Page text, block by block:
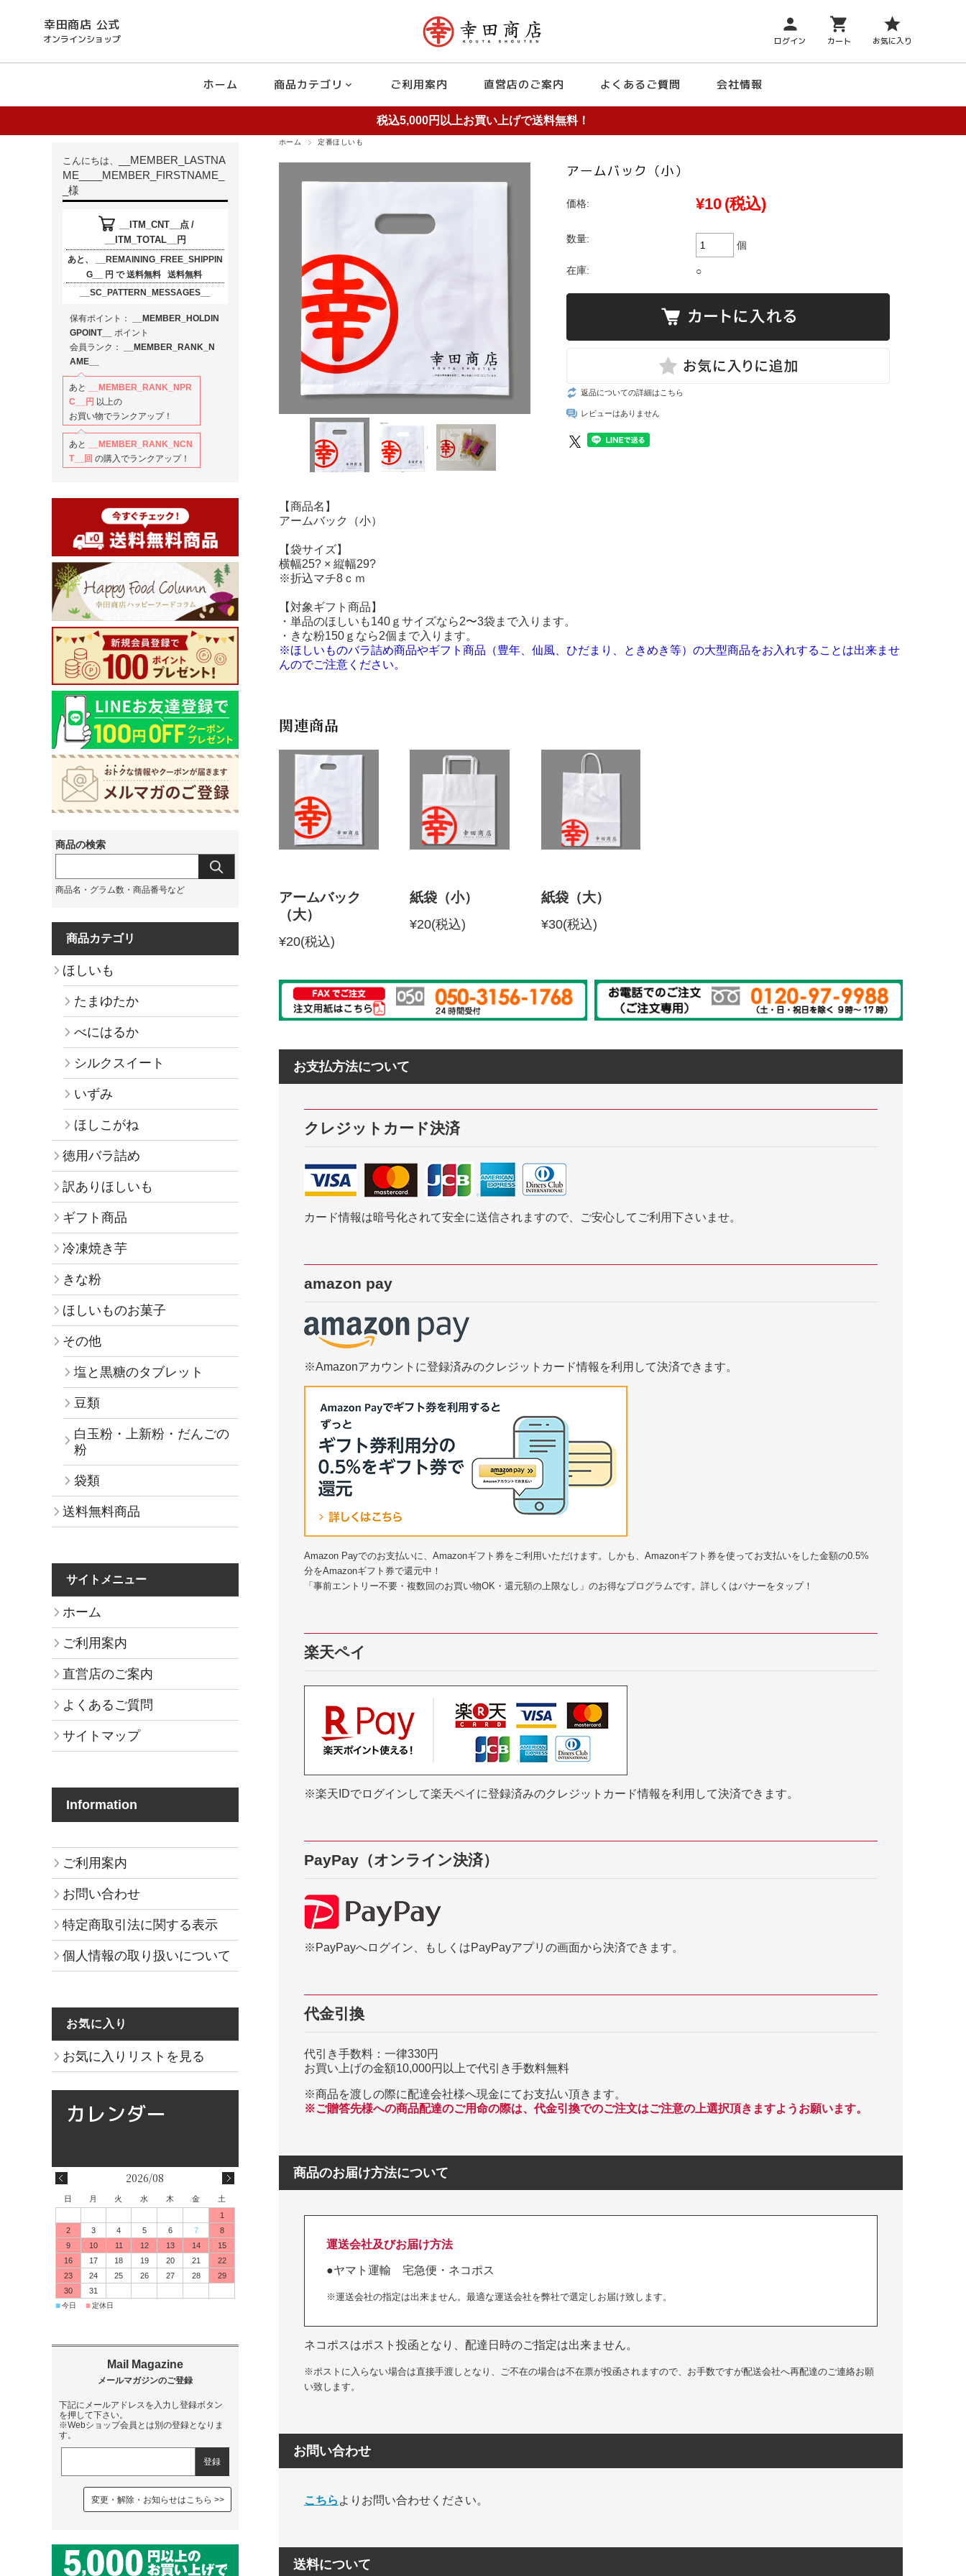
幸田商店 公式
オンラインショップ
person
ログイン
shopping_cart
カート
star
お気に入り
ホーム 商品カテゴリ expand_more ご利用案内 直営店のご案内 よくあるご質問 会社情報
税込5,000円以上お買い上げで送料無料！
ホーム 定番ほしいも
アームバック（小）
価格: ¥10 (税込)
数量:
個
在庫: ○
返品についての詳細はこちら
レビューはありません
【商品名】
アームバック（小）
【袋サイズ】
横幅25? × 縦幅29?
※折込マチ8ｃｍ
【対象ギフト商品】
・単品のほしいも140ｇサイズなら2〜3袋まで入ります。
・きな粉150ｇなら2個まで入ります。
※ほしいものバラ詰め商品やギフト商品（豊年、仙風、ひだまり、ときめき等）の大型商品をお入れすることは出来ませ
んのでご注意ください。
関連商品
アームバック
（大）
¥20(税込)
紙袋（小）
¥20(税込)
紙袋（大）
¥30(税込)
お支払方法について
クレジットカード決済
カード情報は暗号化されて安全に送信されますので、ご安心してご利用下さいませ。
amazon pay
※Amazonアカウントに登録済みのクレジットカード情報を利用して決済できます。
Amazon Payでのお支払いに、Amazonギフト券をご利用いただけます。しかも、Amazonギフト券を使ってお支払いをした金額の0.5%
分をAmazonギフト券で還元中！
「事前エントリー不要・複数回のお買い物OK・還元額の上限なし」のお得なプログラムです。詳しくはバナーをタップ！
楽天ペイ
※楽天IDでログインして楽天ペイに登録済みのクレジットカード情報を利用して決済できます。
PayPay（オンライン決済）
※PayPayへログイン、もしくはPayPayアプリの画面から決済できます。
代金引換
代引き手数料：一律330円
お買い上げの金額10,000円以上で代引き手数料無料
※商品を渡しの際に配達会社様へ現金にてお支払い頂きます。
※ご贈答先様への商品配達のご用命の際は、代金引換でのご注文はご注意の上選択頂きますようお願います。
商品のお届け方法について
運送会社及びお届け方法
●ヤマト運輸 宅急便・ネコポス
※運送会社の指定は出来ません。最適な運送会社を弊社で選定しお届け致します。
ネコポスはポスト投函となり、配達日時のご指定は出来ません。
※ポストに入らない場合は直接手渡しとなり、ご不在の場合は不在票が投函されますので、お手数ですが配送会社へ再配達のご連絡お願
い致します。
お問い合わせ
こちら よりお問い合わせください。
送料について
こんにちは、
__MEMBER_LASTNA
ME__
__MEMBER_FIRSTNAME_
様
__ITM_CNT__ 点 /
__ITM_TOTAL__
円
あと、
__REMAINING_FREE_SHIPPIN
G__
円 で 送料無料
送料無料
__SC_PATTERN_MESSAGES__
保有ポイント：
__MEMBER_HOLDIN
GPOINT__
ポイント
会員ランク：
__MEMBER_RANK_N
AME__
あと
__MEMBER_RANK_NPR
C__
円 以上の
お買い物でランクアップ！
あと
__MEMBER_RANK_NCN
T__
回 の購入でランクアップ！
商品カテゴリ
ほしいも
たまゆたか
べにはるか
シルクスイート
いずみ
ほしこがね
徳用バラ詰め
訳ありほしいも
ギフト商品
冷凍焼き芋
きな粉
ほしいものお菓子
その他
塩と黒糖のタブレット
豆類
白玉粉・上新粉・だんごの
粉
袋類
送料無料商品
サイトメニュー
ホーム
ご利用案内
直営店のご案内
よくあるご質問
サイトマップ
Information
ご利用案内
お問い合わせ
特定商取引法に関する表示
個人情報の取り扱いについて
お気に入り
お気に入りリストを見る
2026/08
日 月 火 水 木 金
土
1
2
3 4 5 6 7
8
9
10 11 12 13 14
15
16
17 18 19 20 21
22
23
24 25 26 27 28
29
30
31
■今日 ■定休日
下記にメールアドレスを入力し登録ボタン
を押して下さい。
※Webショップ会員とは別の登録となりま
す。
変更・解除・お知らせはこちら